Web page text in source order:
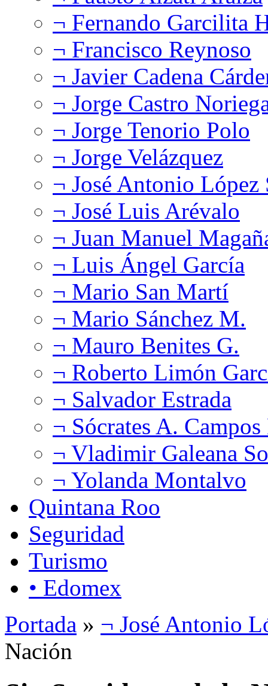
¬ Fernando Garcilita
¬ Francisco Reynoso
¬ Javier Cadena
¬ Jorge Castro
¬ Jorge Tenorio Polo
¬ Jorge Velázquez
¬ José Antonio López
¬ José Luis Arévalo
¬ Juan Manuel
¬ Luis Ángel García
¬ Mario San Martí
¬ Mario Sánchez M.
¬ Mauro Benites G.
¬ Roberto Limón
¬ Salvador Estrada
¬ Sócrates A.
¬ Vladimir Galeana
¬ Yolanda Montalvo
Quintana Roo
Seguridad
Turismo
• Edomex
Portada » ¬ José Antonio
Nación